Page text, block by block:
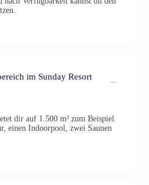
im Sunday Resort
dir auf 1.500 m² zum Beispiel
einen Indoorpool, zwei Saunen